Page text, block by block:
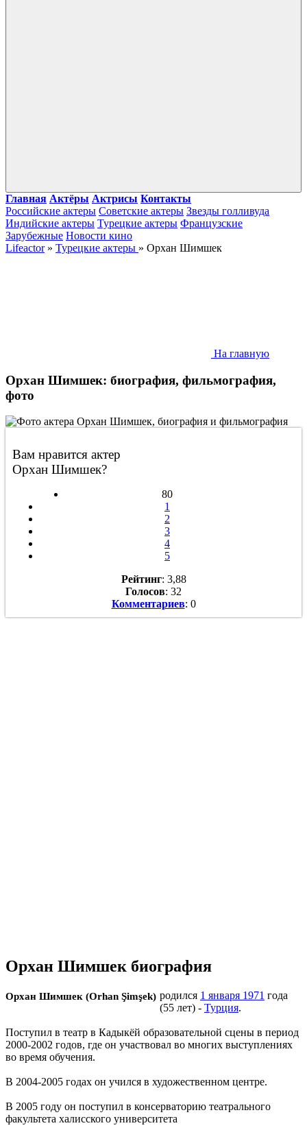
Главная Актёры Актрисы Контакты
Российские актеры Советские актеры Звезды голливуда
Индийские актеры Турецкие актеры Французские
Зарубежные Новости кино
Lifeactor» Турецкие актеры » Орхан Шимшек
На главную
Орхан Шимшек: биография, фильмография,
фото
Вам нравится актер
Орхан Шимшек?
80
1
2
3
4
5
Рейтинг: 3,88
Голосов: 32
Комментариев: 0
Орхан Шимшек биография
Орхан Шимшек (Orhan Şimşek) родился 1 января 1971 года
(55 лет) - Турция.
Поступил в театр в Кадыкёй образовательной сцены в период
2000-2002 годов, где он участвовал во многих выступлениях
во время обучения.
В 2004-2005 годах он учился в художественном центре.
В 2005 году он поступил в консерваторию театрального
факультета халисского университета